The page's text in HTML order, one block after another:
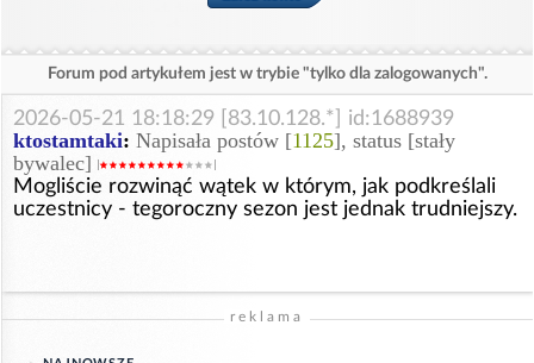
Forum pod artykułem jest w trybie "tylko dla zalogowanych".
2026-05-21 18:18:29 [83.10.128.*] id:1688939
ktostamtaki: Napisała postów [1125], status [stały
bywalec]
Mogliście rozwinąć wątek w którym, jak podkreślali
uczestnicy - tegoroczny sezon jest jednak trudniejszy.
reklama